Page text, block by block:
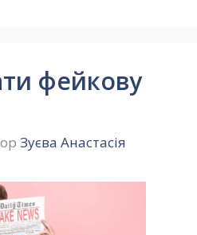
фейкову
Зуєва Анастасія